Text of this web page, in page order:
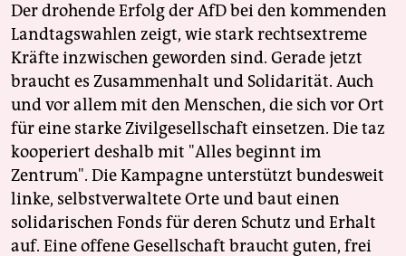
Der drohende Erfolg der AfD bei den kommenden
Landtagswahlen zeigt, wie stark rechtsextreme
Kräfte inzwischen geworden sind. Gerade jetzt
braucht es Zusammenhalt und Solidarität. Auch
und vor allem mit den Menschen, die sich vor Ort
für eine starke Zivilgesellschaft einsetzen. Die taz
kooperiert deshalb mit "Alles beginnt im
Zentrum". Die Kampagne unterstützt bundesweit
linke, selbstverwaltete Orte und baut einen
solidarischen Fonds für deren Schutz und Erhalt
auf. Eine offene Gesellschaft braucht guten, frei